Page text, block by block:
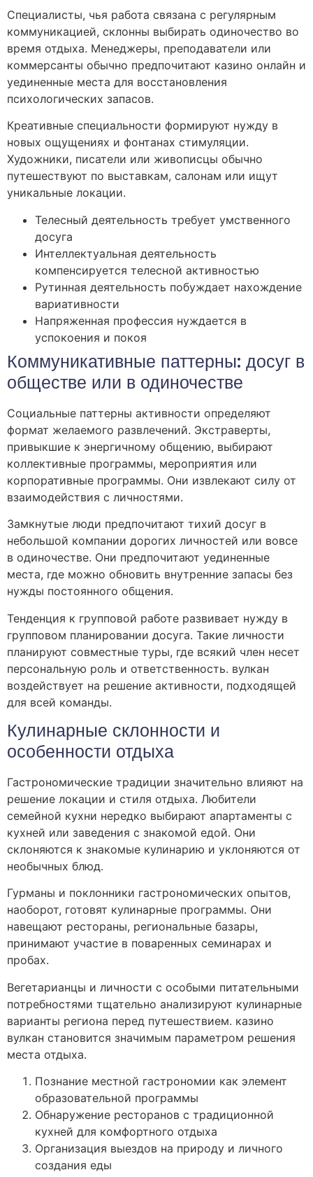
Специалисты, чья работа связана с регулярным
коммуникацией, склонны выбирать одиночество во
время отдыха. Менеджеры, преподаватели или
коммерсанты обычно предпочитают казино онлайн и
уединенные места для восстановления
психологических запасов.
Креативные специальности формируют нужду в
новых ощущениях и фонтанах стимуляции.
Художники, писатели или живописцы обычно
путешествуют по выставкам, салонам или ищут
уникальные локации.
Телесный деятельность требует умственного
досуга
Интеллектуальная деятельность
компенсируется телесной активностью
Рутинная деятельность побуждает нахождение
вариативности
Напряженная профессия нуждается в
успокоения и покоя
Коммуникативные паттерны: досуг в
обществе или в одиночестве
Социальные паттерны активности определяют
формат желаемого развлечений. Экстраверты,
привыкшие к энергичному общению, выбирают
коллективные программы, мероприятия или
корпоративные программы. Они извлекают силу от
взаимодействия с личностями.
Замкнутые люди предпочитают тихий досуг в
небольшой компании дорогих личностей или вовсе
в одиночестве. Они предпочитают уединенные
места, где можно обновить внутренние запасы без
нужды постоянного общения.
Тенденция к групповой работе развивает нужду в
групповом планировании досуга. Такие личности
планируют совместные туры, где всякий член несет
персональную роль и ответственность. вулкан
воздействует на решение активности, подходящей
для всей команды.
Кулинарные склонности и
особенности отдыха
Гастрономические традиции значительно влияют на
решение локации и стиля отдыха. Любители
семейной кухни нередко выбирают апартаменты с
кухней или заведения с знакомой едой. Они
склоняются к знакомые кулинарию и уклоняются от
необычных блюд.
Гурманы и поклонники гастрономических опытов,
наоборот, готовят кулинарные программы. Они
навещают рестораны, региональные базары,
принимают участие в поваренных семинарах и
пробах.
Вегетарианцы и личности с особыми питательными
потребностями тщательно анализируют кулинарные
варианты региона перед путешествием. казино
вулкан становится значимым параметром решения
места отдыха.
Познание местной гастрономии как элемент
образовательной программы
Обнаружение ресторанов с традиционной
кухней для комфортного отдыха
Организация выездов на природу и личного
создания еды